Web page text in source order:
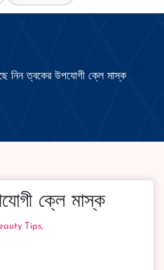
নিন ত্বকের উপযোগী ক্লে মাস্ক
ক্লে মাস্ক
Tips,